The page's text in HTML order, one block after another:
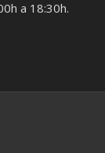
a 18:30h.